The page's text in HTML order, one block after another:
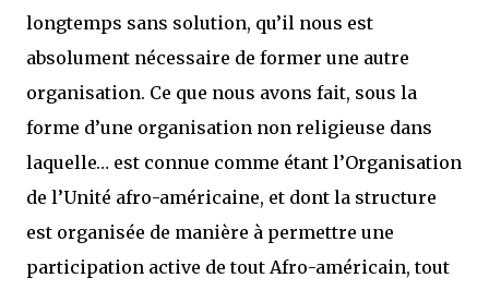
longtemps sans solution, qu’il nous est
absolument nécessaire de former une autre
organisation. Ce que nous avons fait, sous la
forme d’une organisation non religieuse dans
laquelle… est connue comme étant l’Organisation
de l’Unité afro-américaine, et dont la structure
est organisée de manière à permettre une
participation active de tout Afro-américain, tout